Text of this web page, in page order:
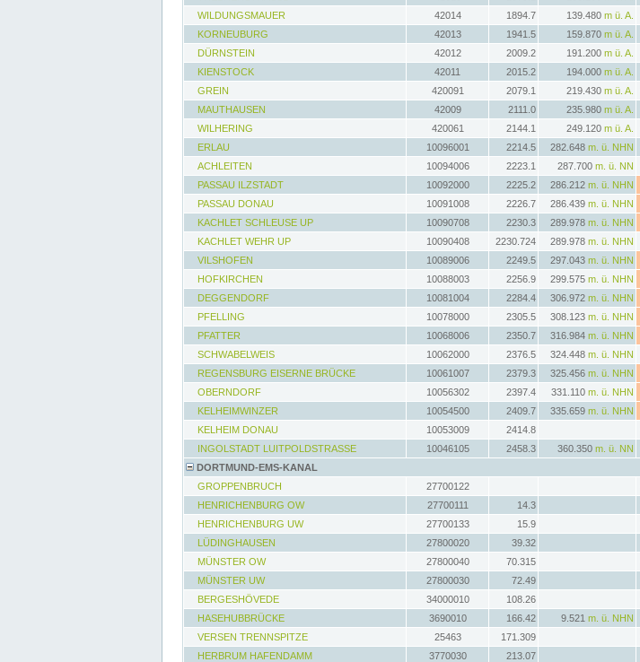
WILDUNGSMAUER
42014 1894.7 139.480 m ü. A.
KORNEUBURG
42013 1941.5 159.870 m ü. A.
DÜRNSTEIN
42012 2009.2 191.200 m ü. A.
KIENSTOCK
42011 2015.2 194.000 m ü. A.
GREIN
420091 2079.1 219.430 m ü. A.
MAUTHAUSEN
42009 2111.0 235.980 m ü. A.
WILHERING
420061 2144.1 249.120 m ü. A.
ERLAU
10096001 2214.5 282.648 m. ü. NHN
ACHLEITEN
10094006 2223.1 287.700 m. ü. NN
PASSAU ILZSTADT
10092000 2225.2 286.212 m. ü. NHN
PASSAU DONAU
10091008 2226.7 286.439 m. ü. NHN
KACHLET SCHLEUSE UP
10090708 2230.3 289.978 m. ü. NHN
KACHLET WEHR UP
10090408 2230.724 289.978 m. ü. NHN
VILSHOFEN
10089006 2249.5 297.043 m. ü. NHN
HOFKIRCHEN
10088003 2256.9 299.575 m. ü. NHN
DEGGENDORF
10081004 2284.4 306.972 m. ü. NHN
PFELLING
10078000 2305.5 308.123 m. ü. NHN
PFATTER
10068006 2350.7 316.984 m. ü. NHN
SCHWABELWEIS
10062000 2376.5 324.448 m. ü. NHN
REGENSBURG EISERNE BRÜCKE
10061007 2379.3 325.456 m. ü. NHN
OBERNDORF
10056302 2397.4 331.110 m. ü. NHN
KELHEIMWINZER
10054500 2409.7 335.659 m. ü. NHN
KELHEIM DONAU
10053009 2414.8
INGOLSTADT LUITPOLDSTRASSE
10046105 2458.3 360.350 m. ü. NN
DORTMUND-EMS-KANAL
GROPPENBRUCH
27700122
HENRICHENBURG OW
27700111 14.3
HENRICHENBURG UW
27700133 15.9
LÜDINGHAUSEN
27800020 39.32
MÜNSTER OW
27800040 70.315
MÜNSTER UW
27800030 72.49
BERGESHÖVEDE
34000010 108.26
HASEHUBBRÜCKE
3690010 166.42 9.521 m. ü. NHN
VERSEN TRENNSPITZE
25463 171.309
HERBRUM HAFENDAMM
3770030 213.07